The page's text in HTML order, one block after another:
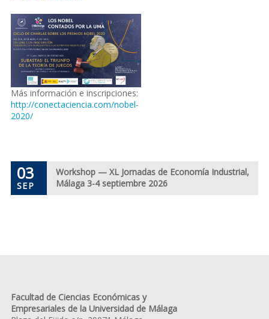
Más información e inscripciones:
http://conectaciencia.com/nobel-
2020/
03
SEP
Workshop — XL Jornadas de Economía Industrial,
Málaga 3-4 septiembre 2026
Facultad de Ciencias Económicas y
Empresariales de la Universidad de Málaga